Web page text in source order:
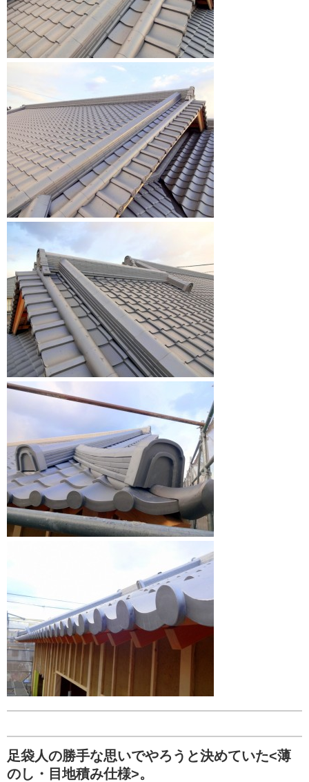
足袋人の勝手な思いでやろうと決めていた<薄
のし・目地積み仕様>。